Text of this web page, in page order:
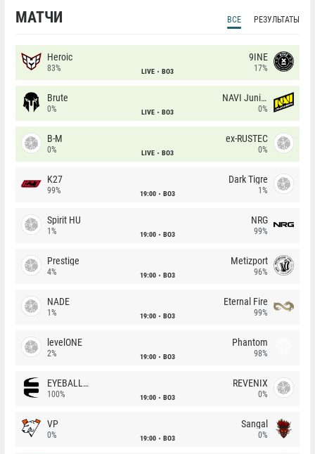
МАТЧИ ВСЕ РЕЗУЛЬТАТЫ
Heroic
83% LIVE BO3
9INE
17%
Brute
0% LIVE BO3
NAVI Junior
0%
B-M
0% LIVE BO3
ex-RUSTEC
0%
K27
99% 19:00 BO3
Dark Tigre
1%
Spirit HU
1% 19:00 BO3
NRG
99%
Prestige
4% 19:00 BO3
Metizport
96%
NADE
1% 19:00 BO3
Eternal Fire
99%
levelONE
2% 19:00 BO3
Phantom
98%
EYEBALLERS
100% 19:00 BO3
REVENIX
0%
VP
0% 19:00 BO3
Sangal
0%